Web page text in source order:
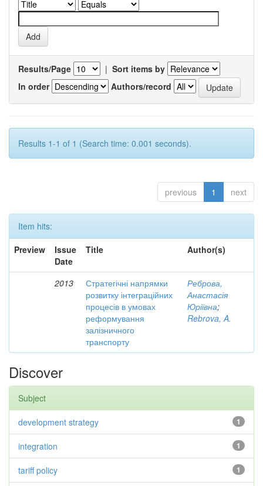
Results/Page | Sort items by
In order
Authors/record
Results 1-1 of 1 (Search time: 0.001 seconds).
previous 1 next
Item hits:
Preview
Issue
Date
Title Author(s)
2013
Стратегічні напрямки
розвитку інтеграційних
процесів в умовах
реформування
залізничного
транспорту
Реброва,
Анастасія
Юріївна;
Rebrova, A.
Discover
Subject
1
development strategy
1
integration
1
tariff policy